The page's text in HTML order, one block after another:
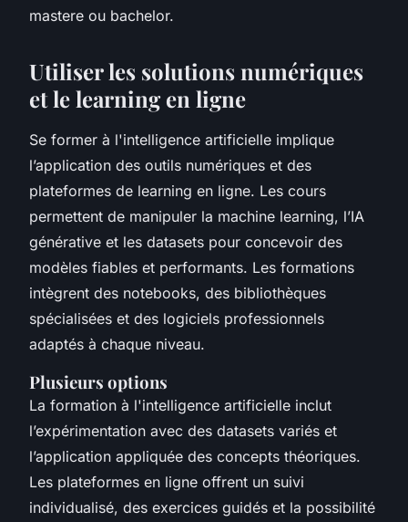
mastere ou bachelor.
Utiliser les solutions numériques
et le learning en ligne
Se former à l'intelligence artificielle implique
l’application des outils numériques et des
plateformes de learning en ligne. Les cours
permettent de manipuler la machine learning, l’IA
générative et les datasets pour concevoir des
modèles fiables et performants. Les formations
intègrent des notebooks, des bibliothèques
spécialisées et des logiciels professionnels
adaptés à chaque niveau.
Plusieurs options
La formation à l'intelligence artificielle inclut
l’expérimentation avec des datasets variés et
l’application appliquée des concepts théoriques.
Les plateformes en ligne offrent un suivi
individualisé, des exercices guidés et la possibilité